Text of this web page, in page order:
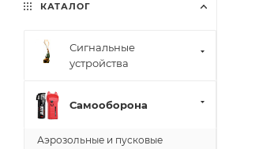
КАТАЛОГ
Сигнальные
устройства
Самооборона
Аэрозольные и пусковые